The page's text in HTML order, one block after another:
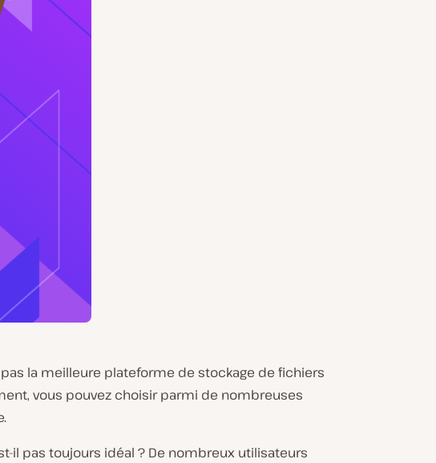
pas la meilleure plateforme de stockage de fichiers
vous pouvez choisir parmi de nombreuses
il pas toujours idéal ? De nombreux utilisateurs